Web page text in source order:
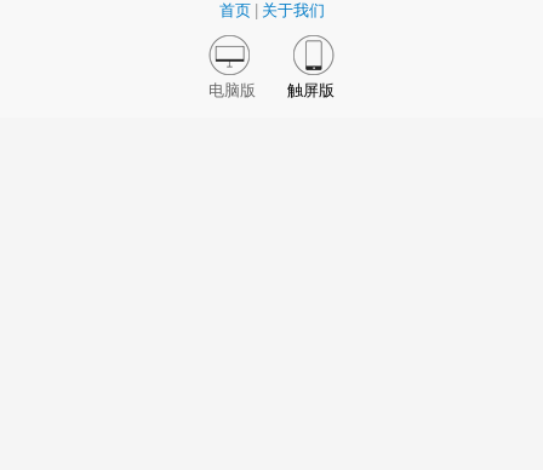
首页
关于我们
电脑版 触屏版